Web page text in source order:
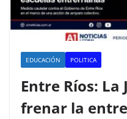
EDUCACIÓN POLITICA
Entre Ríos:
frenar la